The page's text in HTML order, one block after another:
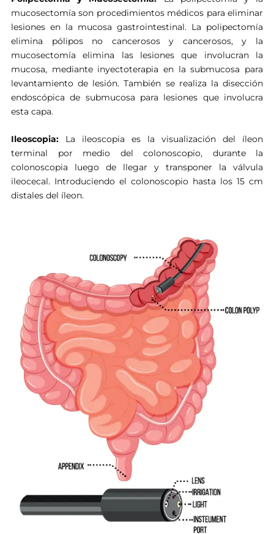
mucosectomía son procedimientos médicos para eliminar
lesiones en la mucosa gastrointestinal. La polipectomía
elimina pólipos no cancerosos y cancerosos, y la
mucosectomía elimina las lesiones que involucran la
mucosa, mediante inyectoterapia en la submucosa para
levantamiento de lesión. También se realiza la disección
endoscópica de submucosa para lesiones que involucra
esta capa.
Ileoscopia: La ileoscopia es la visualización del íleon
terminal por medio del colonoscopio, durante la
colonoscopia luego de llegar y transponer la válvula
ileocecal. Introduciendo el colonoscopio hasta los 15 cm
distales del íleon.